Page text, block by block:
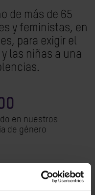
de más de 65
y feministas, en
para exigir el
las niñas a una
en nuestros
de género
justicia de